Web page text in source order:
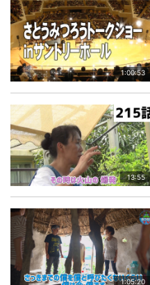
1:00:53
13:55
1:05:20